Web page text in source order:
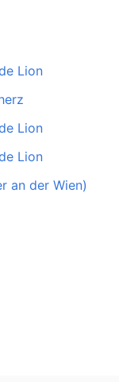
Lion
Lion
Lion
an der Wien)